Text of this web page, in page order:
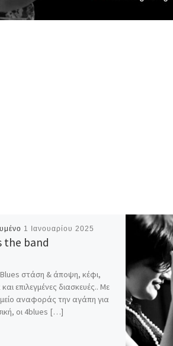
1 Ιανουαρίου 2025
the band
Blues στάση & άποψη, κέφι,
και επιλεγμένες διασκευές.. Mε
αναφοράς την αγάπη για
οι 4blues […]